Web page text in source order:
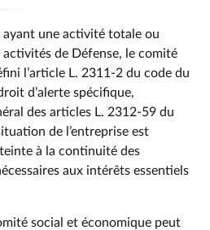
ayant une activité totale ou
de Défense, le comité
l’article L. 2311‑2 du code du
d’alerte spécifique,
des articles L. 2312‑59 du
de l’entreprise est
à la continuité des
aux intérêts essentiels
social et économique peut